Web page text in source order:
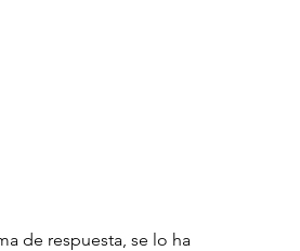
de respuesta, se lo ha